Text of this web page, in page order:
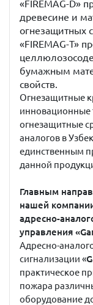
«FIREMAG-D»
древесине и
огнезащитных
«FIREMAG-Т»
бумажным
свойств.
Огнезащитные
инновационные
огнезащитные
аналогов в
единственным
данной
Главным
нашей
адресно-
управления
Адресно-
сигнализации «
практическое
пожара
оборудование